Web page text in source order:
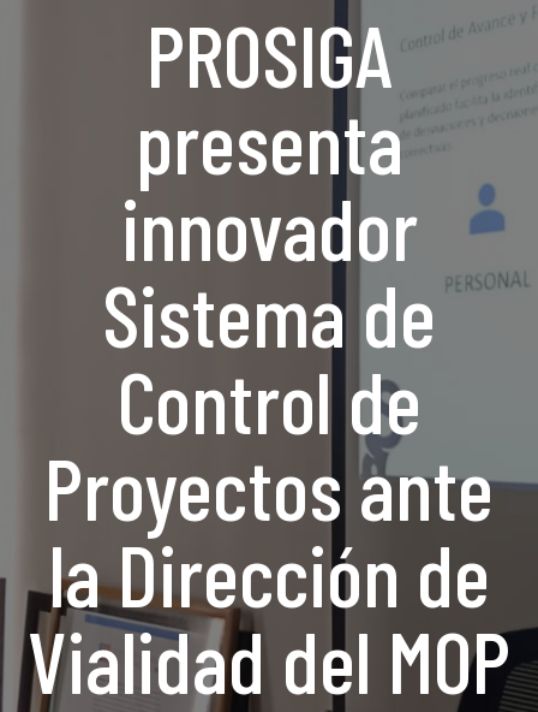
PROSIGA
presenta
innovador
Sistema de
Control de
Proyectos ante
la Dirección de
Vialidad del MOP